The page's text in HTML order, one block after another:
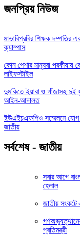
জনপ্রিয় নিউজ
মাভাবিপ্রবির শিক্ষক দম্পতির
ক্যাম্পাস
কোন পেশার মানুষরা পরকীয়ায়
লাইফস্টাইল
দুমকিতে ইয়াবা ও গাঁজাসহ দুই
আইন-আদালত
ইউএইচএফপিও সম্মেলনে যোগ
জাতীয়
সর্বশেষ - জাতীয়
সবার আগে
হেলাল
জাতীয় সংকটে
প্রতিমন্ত্রী